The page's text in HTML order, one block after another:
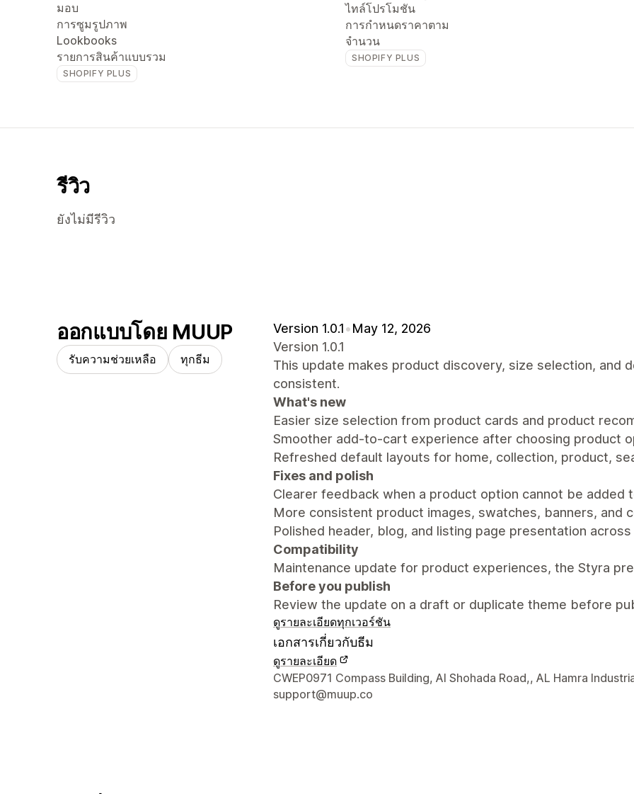
มอบ
การซูมรูปภาพ
Lookbooks
รายการสินค้าแบบรวม
SHOPIFY PLUS
ไทล์โปรโมชัน
การกำหนดราคาตาม
จำนวน
SHOPIFY PLUS
รีวิว
ยังไม่มีรีวิว
ออกแบบโดย MUUP
รับความช่วยเหลือ ทุกธีม
Version 1.0.1•May 12, 2026
Version 1.0.1
This update makes product discovery, size selection, and
consistent.
What's new
Easier size selection from product cards and product
Smoother add-to-cart experience after choosing product
Refreshed default layouts for home, collection, product,
Fixes and polish
Clearer feedback when a product option cannot be added
More consistent product images, swatches, banners, and
Polished header, blog, and listing page presentation
Compatibility
Maintenance update for product experiences, the Styra
Before you publish
Review the update on a draft or duplicate theme before
ดูรายละเอียดทุกเวอร์ชัน
เอกสารเกี่ยวกับธีม
ดูรายละเอียด
รายละเอียดการติดต่อผู้ออกแบบ
CWEP0971 Compass Building, Al Shohada Road,, AL Hamra
support@muup.co